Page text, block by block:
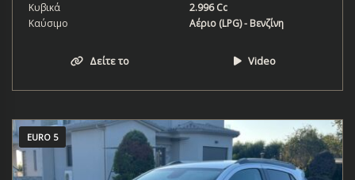
Κυβικά
2.996 Cc
Καύσιμο
Αέριο (LPG) - Βενζίνη
Δείτε το Video
EURO 5